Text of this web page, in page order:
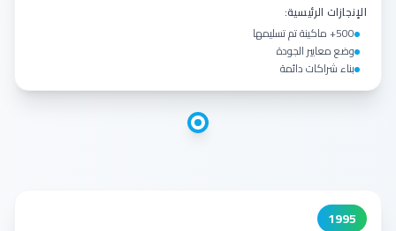
الإنجازات الرئيسية:
500+ ماكينة تم تسليمها
وضع معايير الجودة
بناء شراكات دائمة
1995